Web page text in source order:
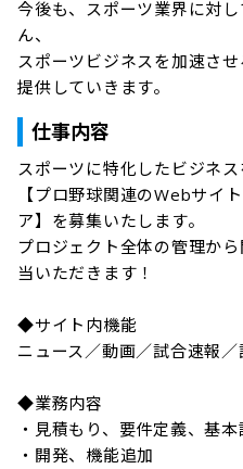
今後も、スポーツ業界に対
ん、
スポーツビジネスを加速さ
提供していきます。
仕事内容
スポーツに特化したビジネ
【プロ野球関連のWebサイ
ア】を募集いたします。
プロジェクト全体の管理か
当いただきます！
◆サイト内機能
ニュース／動画／試合速報
◆業務内容
・見積もり、要件定義、基
・開発、機能追加